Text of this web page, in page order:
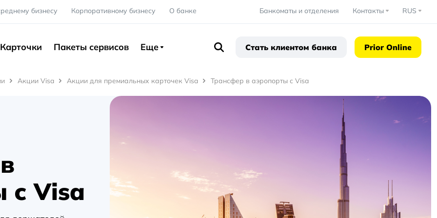
Установить
бизнесу Корпоративному бизнесу О банке Банкоматы и отделения Контакты RUS
Карточки Пакеты сервисов Еще Стать клиентом банка Prior Online
Акции Visa Акции для премиальных карточек Visa Трансфер в аэропорты с Visa
с Visa